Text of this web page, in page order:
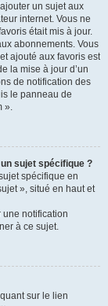
un sujet aux
internet. Vous ne
était mis à jour.
abonnements. Vous
ajouté aux favoris est
la mise à jour d’un
de notification des
le panneau de
».
sujet spécifique ?
spécifique en
», situé en haut et
une notification
à ce sujet.
sur le lien